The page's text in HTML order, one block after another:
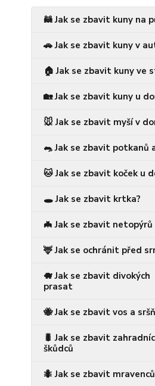
🦝 Jak se zbavit kuny na
🚗 Jak se zbavit kuny v
🏠 Jak se zbavit kuny ve
🏡 Jak se zbavit kuny u
🐭 Jak se zbavit myší v
🐀 Jak se zbavit potkanů
🐱 Jak se zbavit koček u
🕳️ Jak se zbavit krtka?
🦇 Jak se zbavit netopýrů
🦌 Jak se ochránit před
🐗 Jak se zbavit divokých
prasat
🐝 Jak se zbavit vos a
🐛 Jak se zbavit
škůdců
🐜 Jak se zbavit